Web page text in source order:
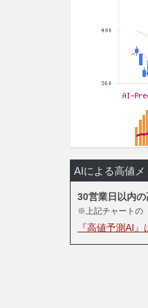
AIによる高値メ
30営業日以内
※上記チャートの
『高値予測AI